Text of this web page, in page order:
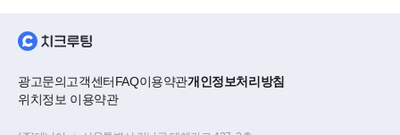
광고문의고객센터FAQ이용약관개인정보처리방침
위치정보 이용약관